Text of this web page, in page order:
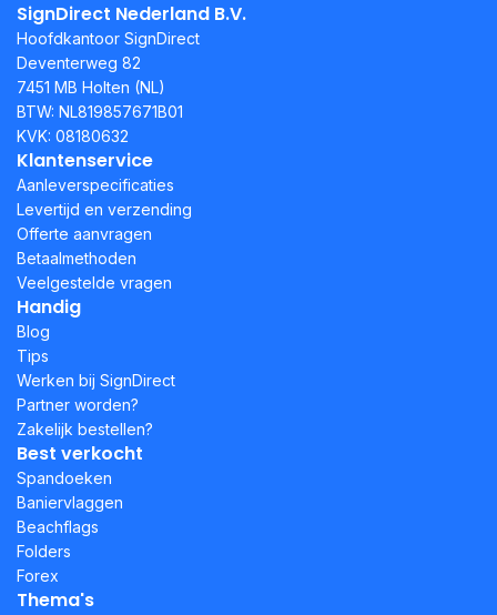
SignDirect Nederland B.V.
Hoofdkantoor SignDirect
Deventerweg 82
7451 MB Holten (NL)
BTW: NL819857671B01
KVK: 08180632
Klantenservice
Aanleverspecificaties
Levertijd en verzending
Offerte aanvragen
Betaalmethoden
Veelgestelde vragen
Handig
Blog
Tips
Werken bij SignDirect
Partner worden?
Zakelijk bestellen?
Best verkocht
Spandoeken
Baniervlaggen
Beachflags
Folders
Forex
Thema's